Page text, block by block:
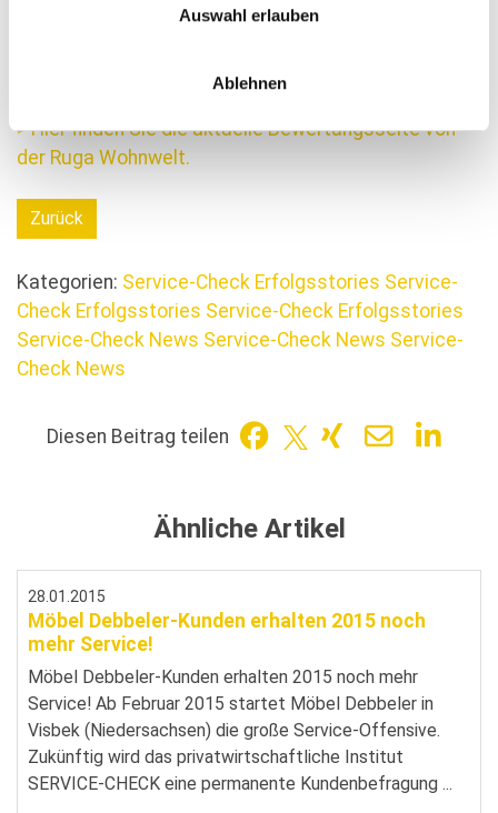
Auswahl erlauben
Ablehnen
> Hier finden Sie die aktuelle Bewertungsseite von
der Ruga Wohnwelt.
Zurück
Kategorien: Service-Check Erfolgsstories Service-
Check Erfolgsstories Service-Check Erfolgsstories
Service-Check News Service-Check News Service-
Check News
Diesen Beitrag teilen
Ähnliche Artikel
28.01.2015
Möbel Debbeler-Kunden erhalten 2015 noch
mehr Service!
Möbel Debbeler-Kunden erhalten 2015 noch mehr
Service! Ab Februar 2015 startet Möbel Debbeler in
Visbek (Niedersachsen) die große Service-Offensive.
Zukünftig wird das privatwirtschaftliche Institut
SERVICE-CHECK eine permanente Kundenbefragung ...